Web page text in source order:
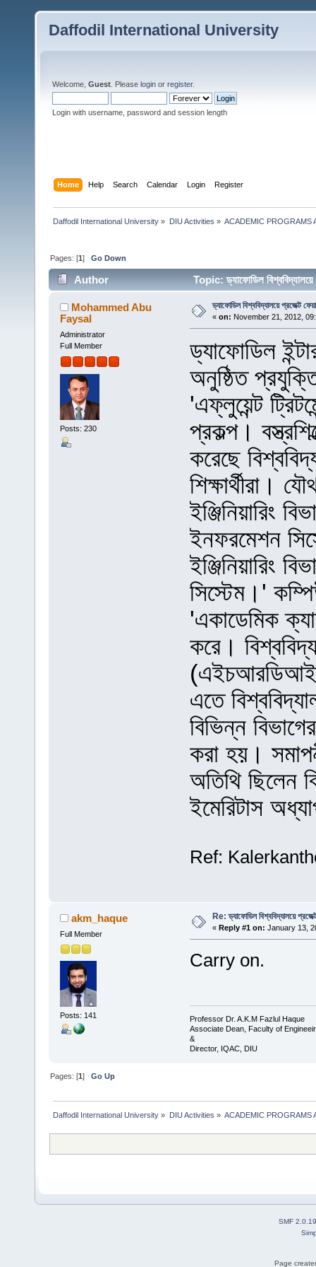
Daffodil International University
Welcome, Guest . Please login or register.
Login with username, password and session length
Home Help Search Calendar Login Register
Daffodil International University » DIU Activities » ACADEMIC PROGRAMS
Pages: [1]Go Down
Author Topic: ড্যাফোডিল
Mohammed Abu
Faysal
Administrator
Full Member
Posts: 230
ড্যাফোডিল বিশ্ববিদ্যালয়ে প্রজেক্ট
« on: November 21, 2012,
ড্যাফোডিল
অনুষ্ঠিত
'এফ্লুয়েন্ট
প্রকল্প।
করেছে
শিক্ষার্থীরা।
ইঞ্জিনিয়ারিং
ইনফরমেশন
ইঞ্জিনিয়ারিং
সিস্টেম।'
'একাডেমিক
করে।
এতে
বিভিন্ন
করা হয়।
অতিথি ছিলেন
ইমেরিটাস
Ref:
akm_haque
Full Member
Posts: 141
Re: ড্যাফোডিল বিশ্ববিদ্যালয়ে
« Reply #1 on: January 13,
Carry on.
Professor Dr. A.K.M Fazlul Haque
Associate Dean, Faculty of
&
Director, IQAC, DIU
Pages: [1]Go Up
Daffodil International University » DIU Activities » ACADEMIC PROGRAMS
SMF 2.0.19
Page